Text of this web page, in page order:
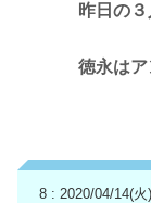
昨日の
徳永は
8 : 2020/04/14(